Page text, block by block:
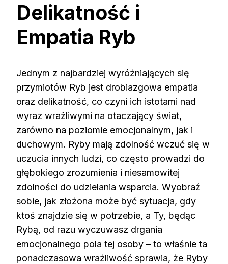
Delikatność i
Empatia Ryb
Jednym z najbardziej wyróżniających się
przymiotów Ryb jest drobiazgowa empatia
oraz delikatność, co czyni ich istotami nad
wyraz wrażliwymi na otaczający świat,
zarówno na poziomie emocjonalnym, jak i
duchowym. Ryby mają zdolność wczuć się w
uczucia innych ludzi, co często prowadzi do
głębokiego zrozumienia i niesamowitej
zdolności do udzielania wsparcia. Wyobraź
sobie, jak złożona może być sytuacja, gdy
ktoś znajdzie się w potrzebie, a Ty, będąc
Rybą, od razu wyczuwasz drgania
emocjonalnego pola tej osoby – to właśnie ta
ponadczasowa wrażliwość sprawia, że Ryby